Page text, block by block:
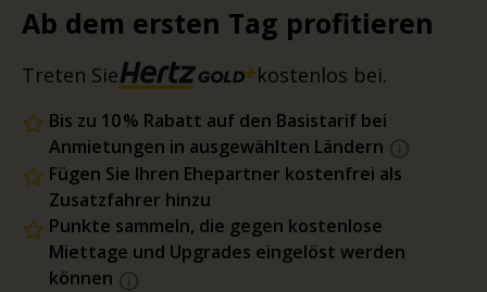
Ab dem ersten Tag profitieren
Treten Sie kostenlos bei.
Bis zu 10 % Rabatt auf den Basistarif bei
Anmietungen in ausgewählten Ländern
Fügen Sie Ihren Ehepartner kostenfrei als
Zusatzfahrer hinzu
Punkte sammeln, die gegen kostenlose
Miettage und Upgrades eingelöst werden
können